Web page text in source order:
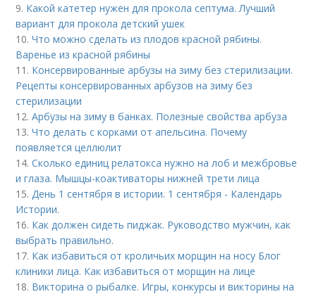
9. Какой катетер нужен для прокола септума. Лучший
вариант для прокола детский ушек
10.Что можно сделать из плодов красной рябины.
Варенье из красной рябины
11. Консервированные арбузы на зиму без стерилизации.
Рецепты консервированных арбузов на зиму без
стерилизации
12.Арбузы на зиму в банках. Полезные свойства арбуза
13.Что делать с корками от апельсина. Почему
появляется целлюлит
14.Сколько единиц релатокса нужно на лоб и межбровье
и глаза. Мышцы-коактиваторы нижней трети лица
15.День 1 сентября в истории. 1 сентября - Календарь
Истории.
16. Как должен сидеть пиджак. Руководство мужчин, как
выбрать правильно.
17. Как избавиться от кроличьих морщин на носу Блог
клиники лица. Как избавиться от морщин на лице
18. Викторина о рыбалке. Игры, конкурсы и викторины на